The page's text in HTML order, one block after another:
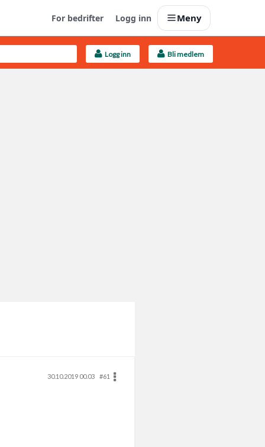
For bedrifter Logg inn Meny
Last opp selv Logg inn Bli medlem
30.10.2019 00.03
#61